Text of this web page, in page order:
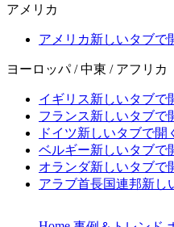
アメリカ
アメリカ新しいタブで
ヨーロッパ / 中東 / アフリカ
イギリス新しいタブで
フランス新しいタブで
ドイツ新しいタブで開
ベルギー新しいタブで
オランダ新しいタブで
アラブ首長国連邦新し